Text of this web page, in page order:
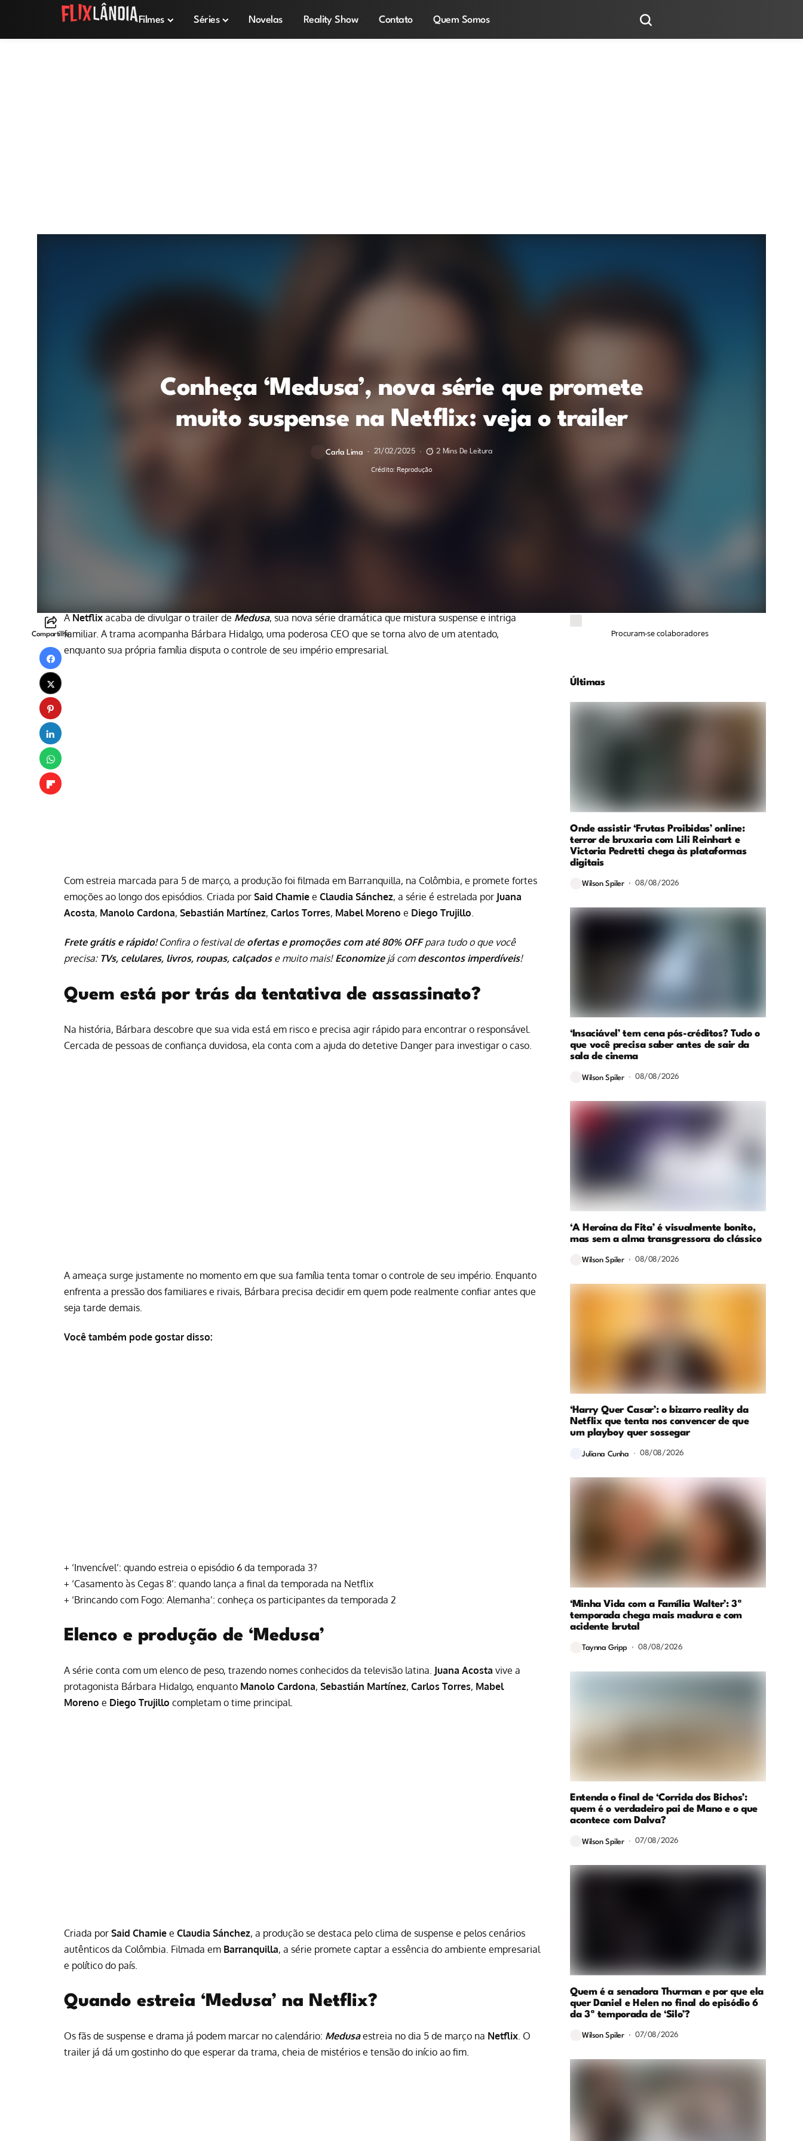
Filmes Séries Novelas Reality Show Contato Quem Somos
Conheça ‘Medusa’, nova série que promete
muito suspense na Netflix: veja o trailer
Carla Lima 21/02/2025 2 Mins De Leitura
Crédito: Reprodução
Compartilhe
A Netflix acaba de divulgar o trailer de Medusa, sua nova série dramática que mistura suspense e intriga
familiar. A trama acompanha Bárbara Hidalgo, uma poderosa CEO que se torna alvo de um atentado,
enquanto sua própria família disputa o controle de seu império empresarial.
Com estreia marcada para 5 de março, a produção foi filmada em Barranquilla, na Colômbia, e promete fortes
emoções ao longo dos episódios. Criada por Said Chamie e Claudia Sánchez, a série é estrelada por Juana
Acosta, Manolo Cardona, Sebastián Martínez, Carlos Torres, Mabel Moreno e Diego Trujillo
Frete grátis e rápido!Confira o festival de ofertas e promoções com até 80% OFFpara tudo o que você
precisa: TVs, celulares, livros, roupas, calçadose muito mais! Economizejá com descontos imperdíveis!
Quem está por trás da tentativa de assassinato?
Na história, Bárbara descobre que sua vida está em risco e precisa agir rápido para encontrar o responsável.
Cercada de pessoas de confiança duvidosa, ela conta com a ajuda do detetive Danger para investigar o caso.
A ameaça surge justamente no momento em que sua família tenta tomar o controle de seu império. Enquanto
enfrenta a pressão dos familiares e rivais, Bárbara precisa decidir em quem pode realmente confiar antes que
seja tarde demais.
Você também pode gostar disso:
+ ‘Invencível’: quando estreia o episódio 6 da temporada 3?
+ ‘Casamento às Cegas 8’: quando lança a final da temporada na Netflix
+ ‘Brincando com Fogo: Alemanha’: conheça os participantes da temporada 2
Elenco e produção de ‘Medusa’
A série conta com um elenco de peso, trazendo nomes conhecidos da televisão latina. Juana Acosta vive a
protagonista Bárbara Hidalgo, enquanto Manolo Cardona, Sebastián Martínez, Carlos Torres, Mabel
Moreno e Diego Trujillo completam o time principal.
Criada por Said Chamie e Claudia Sánchez, a produção se destaca pelo clima de suspense e pelos cenários
autênticos da Colômbia. Filmada em Barranquilla, a série promete captar a essência do ambiente empresarial
e político do país.
Quando estreia ‘Medusa’ na Netflix?
Os fãs de suspense e drama já podem marcar no calendário: Medusaestreia no dia 5 de março na Netflix . O
trailer já dá um gostinho do que esperar da trama, cheia de mistérios e tensão do início ao fim.
Procuram-se colaboradores
Últimas
Onde assistir ‘Frutas Proibidas’ online:
terror de bruxaria com Lili Reinhart e
Victoria Pedretti chega às plataformas
digitais
Wilson Spiler 08/08/2026
‘Insaciável’ tem cena pós-créditos? Tudo o
que você precisa saber antes de sair da
sala de cinema
Wilson Spiler 08/08/2026
‘A Heroína da Fita’ é visualmente bonito,
mas sem a alma transgressora do clássico
Wilson Spiler 08/08/2026
‘Harry Quer Casar’: o bizarro reality da
Netflix que tenta nos convencer de que
um playboy quer sossegar
Juliana Cunha 08/08/2026
‘Minha Vida com a Família Walter’: 3ª
temporada chega mais madura e com
acidente brutal
Taynna Gripp 08/08/2026
Entenda o final de ‘Corrida dos Bichos’:
quem é o verdadeiro pai de Mano e o que
acontece com Dalva?
Wilson Spiler 07/08/2026
Quem é a senadora Thurman e por que ela
quer Daniel e Helen no final do episódio 6
da 3ª temporada de ‘Silo’?
Wilson Spiler 07/08/2026